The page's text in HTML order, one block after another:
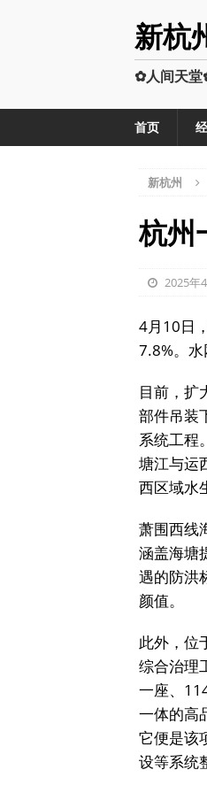
新杭
✿人间天
首页
新杭州
杭州
2025年
4月10日
7.8%。水
目前，扩
部件吊装
系统工程
塘江与运
西区域水
萧围西线
涵盖海塘
遇的防洪
颜值。
此外，位
综合治理
一座、
一体的高
它便是该
设等系统